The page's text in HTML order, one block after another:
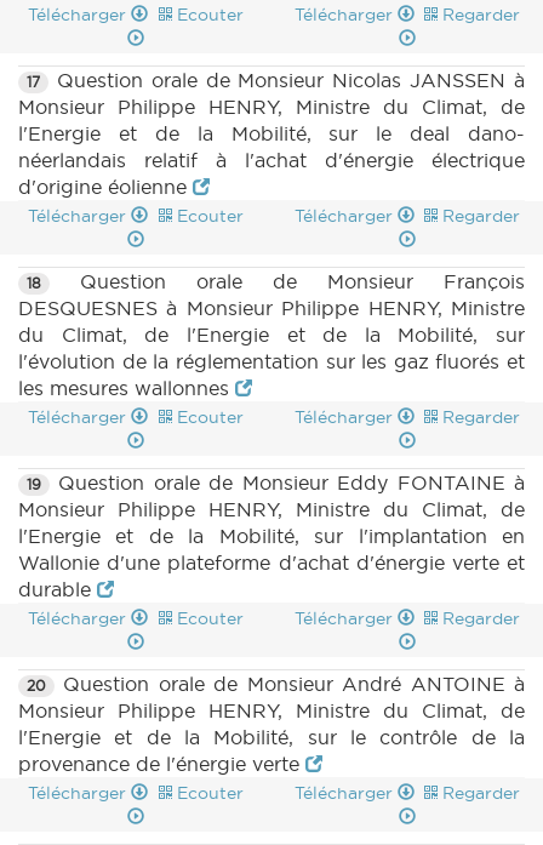
Télécharger Ecouter Télécharger Regarder
17
Question orale de Monsieur Nicolas JANSSEN à
Monsieur Philippe HENRY, Ministre du Climat, de
l'Energie et de la Mobilité, sur le deal dano-
néerlandais relatif à l'achat d'énergie électrique
d'origine éolienne
Télécharger Ecouter Télécharger Regarder
18
Question orale de Monsieur François
DESQUESNES à Monsieur Philippe HENRY, Ministre
du Climat, de l'Energie et de la Mobilité, sur
l'évolution de la réglementation sur les gaz fluorés et
les mesures wallonnes
Télécharger Ecouter Télécharger Regarder
19
Question orale de Monsieur Eddy FONTAINE à
Monsieur Philippe HENRY, Ministre du Climat, de
l'Energie et de la Mobilité, sur l'implantation en
Wallonie d'une plateforme d'achat d'énergie verte et
durable
Télécharger Ecouter Télécharger Regarder
20
Question orale de Monsieur André ANTOINE à
Monsieur Philippe HENRY, Ministre du Climat, de
l'Energie et de la Mobilité, sur le contrôle de la
provenance de l'énergie verte
Télécharger Ecouter Télécharger Regarder